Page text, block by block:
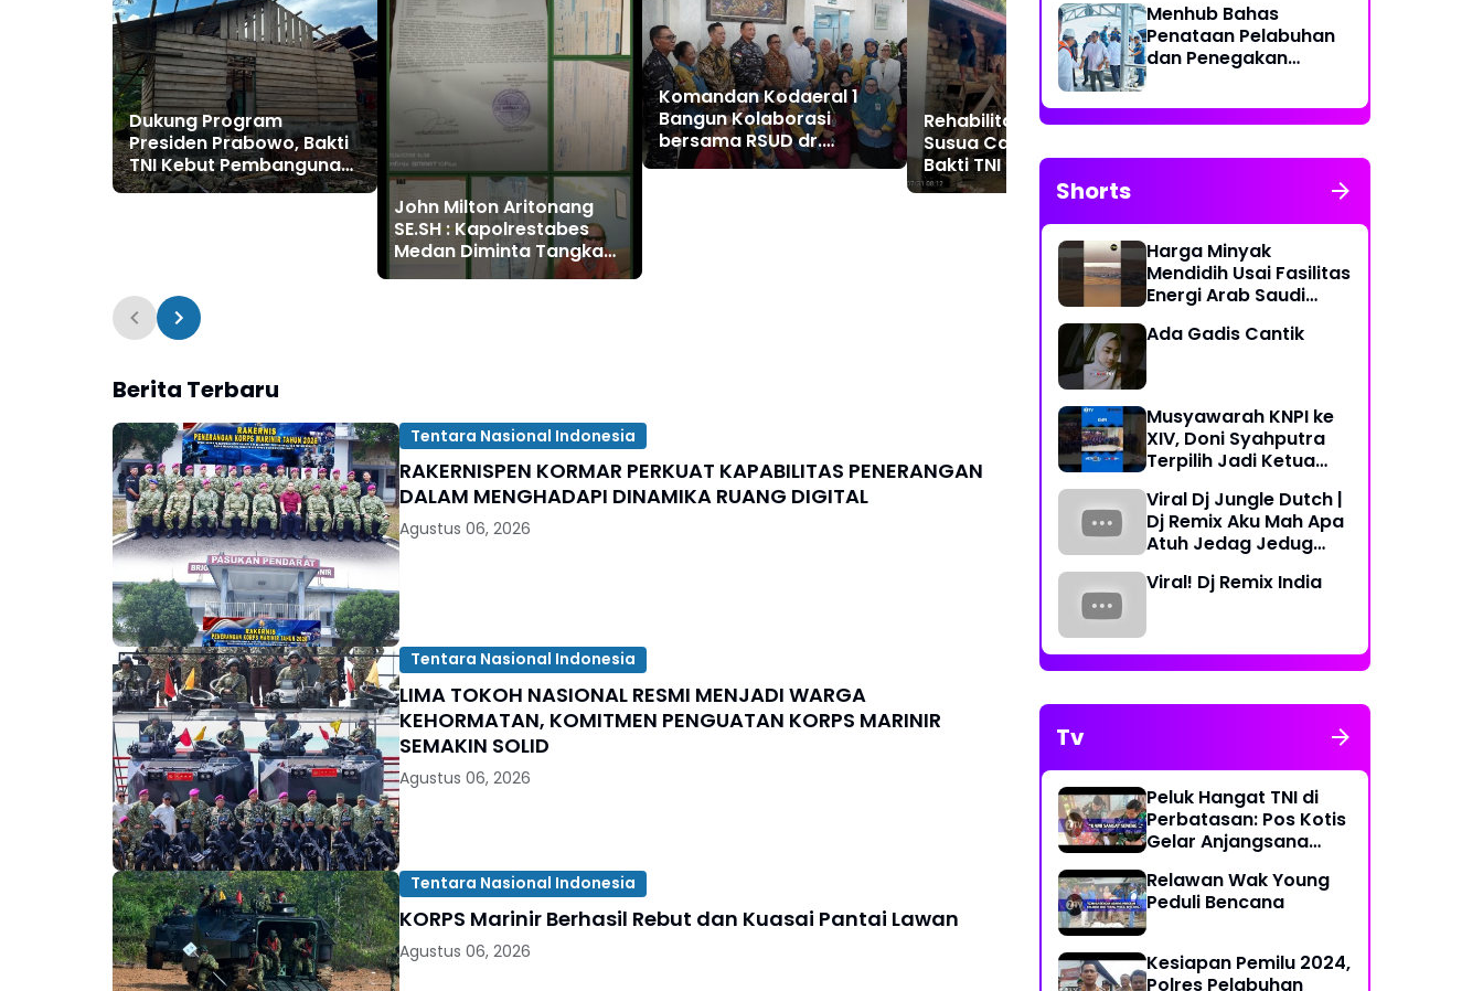
Dukung Program
Presiden Prabowo, Bakti
TNI Kebut Pembangunan
RTLH di Nias Selatan
John Milton Aritonang
SE.SH : Kapolrestabes
Medan Diminta Tangkap
dan Tahan Ibu Jimmy
Komandan Kodaeral 1
Bangun Kolaborasi
bersama RSUD dr.
Pirngadi Medan‎
Rehabilitasi SMPN 2
Susua Capai 55,5 Persen,
Bakti TNI Hadirkan
Fasilitas Belajar yang
Imigrasi Belawan
Buktikan Pelayanan Tulus
Tanpa Batas Hari Libur
Berita Terbaru
Tentara Nasional Indonesia
RAKERNISPEN KORMAR PERKUAT KAPABILITAS PENERANGAN
DALAM MENGHADAPI DINAMIKA RUANG DIGITAL
Agustus 06, 2026
Tentara Nasional Indonesia
LIMA TOKOH NASIONAL RESMI MENJADI WARGA
KEHORMATAN, KOMITMEN PENGUATAN KORPS MARINIR
SEMAKIN SOLID
Agustus 06, 2026
Tentara Nasional Indonesia
KORPS Marinir Berhasil Rebut dan Kuasai Pantai Lawan
Agustus 06, 2026
Menhub Bahas
Penataan Pelabuhan
dan Penegakan
Sistem Identifikasi
Kapal Otomatis
Shorts
Harga Minyak
Mendidih Usai Fasilitas
Energi Arab Saudi
Ada Gadis Cantik
Musyawarah KNPI ke
XIV, Doni Syahputra
Terpilih Jadi Ketua
Periode 2023-2026
Viral Dj Jungle Dutch |
Dj Remix Aku Mah Apa
Atuh Jedag Jedug
Viral! Dj Remix India
Tv
Peluk Hangat TNI di
Perbatasan: Pos Kotis
Gelar Anjangsana
Relawan Wak Young
Peduli Bencana
Kesiapan Pemilu 2024,
Polres Pelabuhan